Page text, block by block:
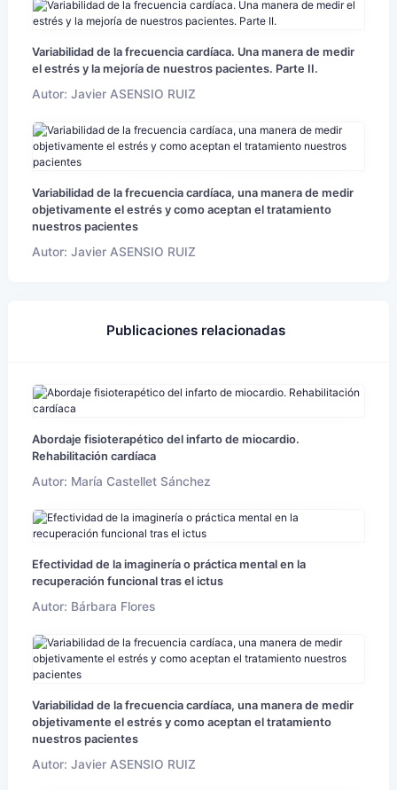
Variabilidad de la frecuencia cardíaca. Una manera de medir
el estrés y la mejoría de nuestros pacientes. Parte II.
Autor: Javier ASENSIO RUIZ
Variabilidad de la frecuencia cardíaca, una manera de medir
objetivamente el estrés y como aceptan el tratamiento
nuestros pacientes
Autor: Javier ASENSIO RUIZ
Publicaciones relacionadas
Abordaje fisioterapético del infarto de miocardio.
Rehabilitación cardíaca
Autor: María Castellet Sánchez
Efectividad de la imaginería o práctica mental en la
recuperación funcional tras el ictus
Autor: Bárbara Flores
Variabilidad de la frecuencia cardíaca, una manera de medir
objetivamente el estrés y como aceptan el tratamiento
nuestros pacientes
Autor: Javier ASENSIO RUIZ